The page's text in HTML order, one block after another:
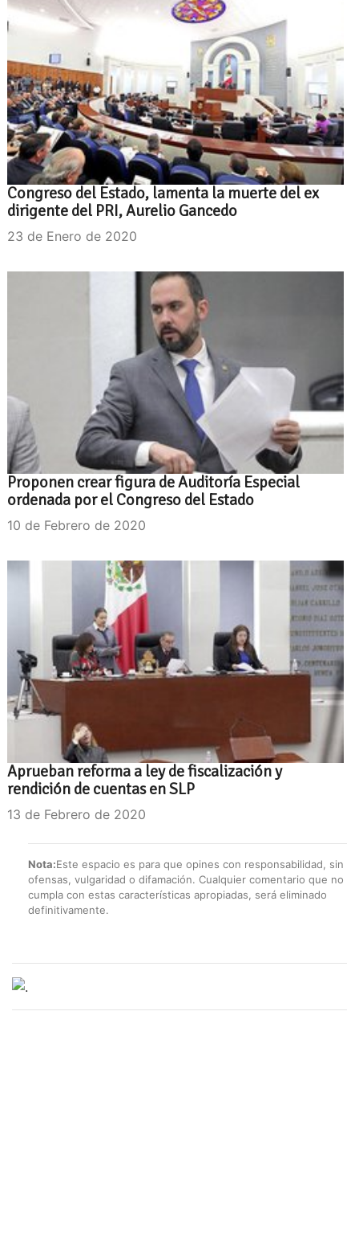
Congreso del Estado, lamenta la muerte del ex
dirigente del PRI, Aurelio Gancedo
23 de Enero de 2020
Proponen crear figura de Auditoría Especial
ordenada por el Congreso del Estado
10 de Febrero de 2020
Aprueban reforma a ley de fiscalización y
rendición de cuentas en SLP
13 de Febrero de 2020
Nota:Este espacio es para que opines con responsabilidad, sin
ofensas, vulgaridad o difamación. Cualquier comentario que no
cumpla con estas características apropiadas, será eliminado
definitivamente.